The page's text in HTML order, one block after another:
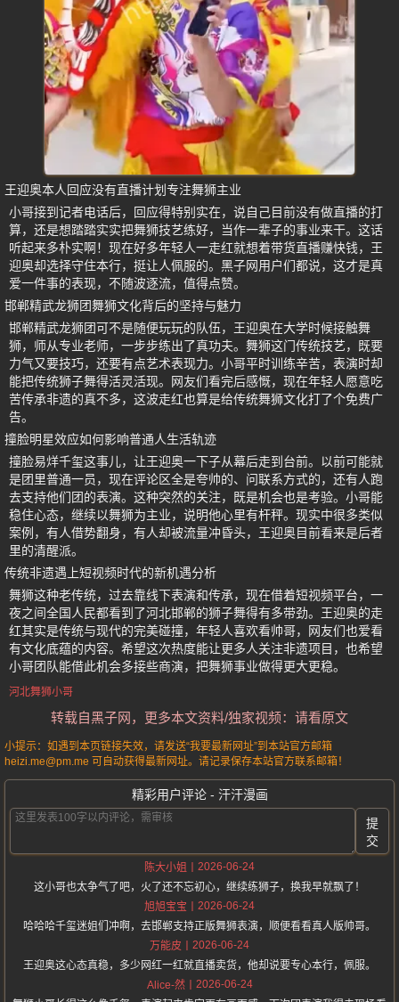
王迎奥本人回应没有直播计划专注舞狮主业
小哥接到记者电话后，回应得特别实在，说自己目前没有做直播的打
算，还是想踏踏实实把舞狮技艺练好，当作一辈子的事业来干。这话
听起来多朴实啊！现在好多年轻人一走红就想着带货直播赚快钱，王
迎奥却选择守住本行，挺让人佩服的。黑子网用户们都说，这才是真
爱一件事的表现，不随波逐流，值得点赞。
邯郸精武龙狮团舞狮文化背后的坚持与魅力
邯郸精武龙狮团可不是随便玩玩的队伍，王迎奥在大学时候接触舞
狮，师从专业老师，一步步练出了真功夫。舞狮这门传统技艺，既要
力气又要技巧，还要有点艺术表现力。小哥平时训练辛苦，表演时却
能把传统狮子舞得活灵活现。网友们看完后感慨，现在年轻人愿意吃
苦传承非遗的真不多，这波走红也算是给传统舞狮文化打了个免费广
告。
撞脸明星效应如何影响普通人生活轨迹
撞脸易烊千玺这事儿，让王迎奥一下子从幕后走到台前。以前可能就
是团里普通一员，现在评论区全是夸帅的、问联系方式的，还有人跑
去支持他们团的表演。这种突然的关注，既是机会也是考验。小哥能
稳住心态，继续以舞狮为主业，说明他心里有杆秤。现实中很多类似
案例，有人借势翻身，有人却被流量冲昏头，王迎奥目前看来是后者
里的清醒派。
传统非遗遇上短视频时代的新机遇分析
舞狮这种老传统，过去靠线下表演和传承，现在借着短视频平台，一
夜之间全国人民都看到了河北邯郸的狮子舞得有多带劲。王迎奥的走
红其实是传统与现代的完美碰撞，年轻人喜欢看帅哥，网友们也爱看
有文化底蕴的内容。希望这次热度能让更多人关注非遗项目，也希望
小哥团队能借此机会多接些商演，把舞狮事业做得更大更稳。
河北舞狮小哥
转载自黑子网，更多本文资料/独家视频：请看原文
小提示：如遇到本页链接失效，请发送“我要最新网址”到本站官方邮箱
heizi.me@pm.me 可自动获得最新网址。请记录保存本站官方联系邮箱！
精彩用户评论 - 汗汗漫画
提
交
陈大小姐
2026-06-24
这小哥也太争气了吧，火了还不忘初心，继续练狮子，换我早就飘了！
旭旭宝宝
2026-06-24
哈哈哈千玺迷姐们冲啊，去邯郸支持正版舞狮表演，顺便看看真人版帅哥。
万能皮
2026-06-24
王迎奥这心态真稳，多少网红一红就直播卖货，他却说要专心本行，佩服。
Alice-然
2026-06-24